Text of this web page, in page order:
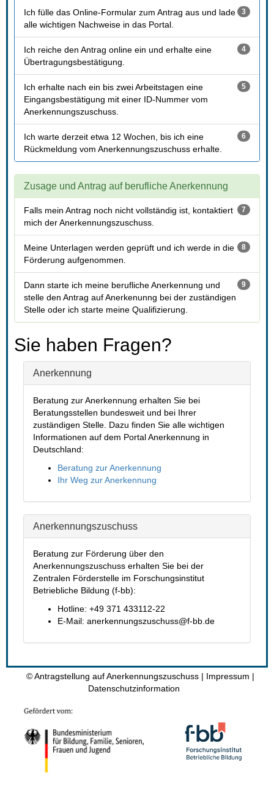
3
Ich fülle das Online-Formular zum Antrag aus und lade
alle wichtigen Nachweise in das Portal.
4
Ich reiche den Antrag online ein und erhalte eine
Übertragungsbestätigung.
5
Ich erhalte nach ein bis zwei Arbeitstagen eine
Eingangsbestätigung mit einer ID-Nummer vom
Anerkennungszuschuss.
6
Ich warte derzeit etwa 12 Wochen, bis ich eine
Rückmeldung vom Anerkennungszuschuss erhalte.
Zusage und Antrag auf berufliche Anerkennung
7
Falls mein Antrag noch nicht vollständig ist, kontaktiert
mich der Anerkennungszuschuss.
8
Meine Unterlagen werden geprüft und ich werde in die
Förderung aufgenommen.
9
Dann starte ich meine berufliche Anerkennung und
telle den Antrag auf Anerkenunng bei der zuständigen
Stelle oder ich starte meine Qualifizierung.
Sie haben Fragen?
Anerkennung
Beratung zur Anerkennung erhalten Sie bei
Beratungsstellen bundesweit und bei Ihrer
zuständigen Stelle. Dazu finden Sie alle wichtigen
Informationen auf dem Portal Anerkennung in
Deutschland:
Beratung zur Anerkennung
Ihr Weg zur Anerkennung
Anerkennungszuschu
Beratung zur Förderung über den
Anerkennungszuschuss erhalten Sie bei der
Zentralen Förderstelle im Forschungsinstitut
Betriebliche Bildung (f-bb):
Hotline: +49 371 433112-22
E-Mail: anerkennungszuschuss@f-bb.de
© Antragstellung auf Anerkennungszuschu | Impressum |
Datenschutzinformation